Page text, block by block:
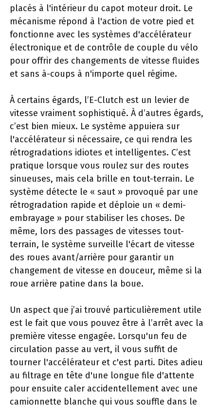
placés à l'intérieur du capot moteur droit. Le
mécanisme répond à l'action de votre pied et
fonctionne avec les systèmes d'accélérateur
électronique et de contrôle de couple du vélo
pour offrir des changements de vitesse fluides
et sans à-coups à n'importe quel régime.
À certains égards, l’E-Clutch est un levier de
vitesse vraiment sophistiqué. À d’autres égards,
c’est bien mieux. Le système appuiera sur
l'accélérateur si nécessaire, ce qui rendra les
rétrogradations idiotes et intelligentes. C’est
pratique lorsque vous roulez sur des routes
sinueuses, mais cela brille en tout-terrain. Le
système détecte le « saut » provoqué par une
rétrogradation rapide et déploie un « demi-
embrayage » pour stabiliser les choses. De
même, lors des passages de vitesses tout-
terrain, le système surveille l'écart de vitesse
des roues avant/arrière pour garantir un
changement de vitesse en douceur, même si la
roue arrière patine dans la boue.
Un aspect que j’ai trouvé particulièrement utile
est le fait que vous pouvez être à l’arrêt avec la
première vitesse engagée. Lorsqu'un feu de
circulation passe au vert, il vous suffit de
tourner l'accélérateur et c'est parti. Dites adieu
au filtrage en tête d'une longue file d'attente
pour ensuite caler accidentellement avec une
camionnette blanche qui vous souffle dans le